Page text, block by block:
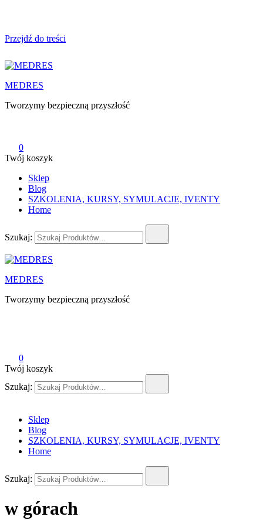
Przejdź do treści
MEDRES
Tworzymy bezpieczną przyszłość
0
Twój koszyk
Sklep
Blog
SZKOLENIA, KURSY, SYMULACJE, IVENTY
Home
Szukaj:
MEDRES
Tworzymy bezpieczną przyszłość
0
Twój koszyk
Szukaj:
Sklep
Blog
SZKOLENIA, KURSY, SYMULACJE, IVENTY
Home
Szukaj:
w górach